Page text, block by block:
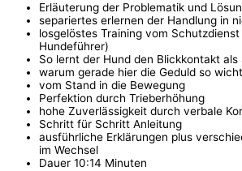
Erläuterung der Problematik und
separiertes erlernen der Handlung in
losgelöstes Training vom
Hundeführer)
So lernt der Hund den Blickkontakt als
warum gerade hier die Geduld so
vom Stand in die Bewegung
Perfektion durch Trieberhöhung
hohe Zuverlässigkeit durch verbale
Schritt für Schritt Anleitung
ausführliche Erklärungen plus
im Wechsel
Dauer 10:14 Minuten